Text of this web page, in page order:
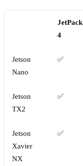
JetPack
4
Jetson
Nano
✅
Jetson
TX2
✅
Jetson
Xavier
NX
✅